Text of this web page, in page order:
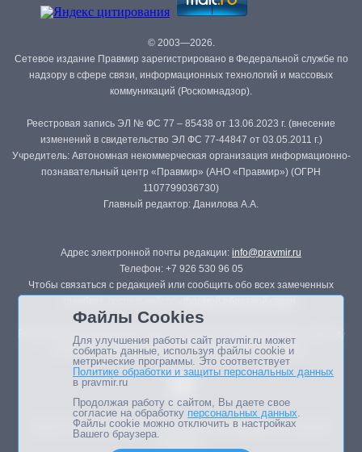
© 2003—2026.
Сетевое издание Правмир зарегистрировано в Федеральной службе по
надзору в сфере связи, информационных технологий и массовых
коммуникаций (Роскомнадзор).
Реестровая запись ЭЛ № ФС 77 – 85438 от 13.06.2023 г. (внесение
изменений в свидетельство ЭЛ ФС 77-44847 от 03.05.2011 г.)
Учредитель: Автономная некоммерческая организация информационно-
познавательный центр «Правмир» (АНО «Правмир») (ОГРН
1107799036730)
Главный редактор: Данилова А.А.
Адрес электронной почты редакции: info@pravmir.ru
Телефон: +7 926 530 96 05
Чтобы связаться с редакцией или сообщить обо всех замеченных
Републикация материалов сайта в печатных изданиях (книгах, прессе)
возможна только с письменного разрешения редакции.
Мнение авторов статей портала может не совпадать с позицией
Файлы Cookies
Для улучшения работы сайт pravmir.ru может
собирать данные, используя файлы cookie и
метрические программы. Это соответствует
Политике обработки и защиты персональных данных
в pravmir.ru
Продолжая работу с сайтом, Вы даете свое
согласие на обработку персональных данных.
Файлы cookie можно отключить в настройках
Вашего браузера.